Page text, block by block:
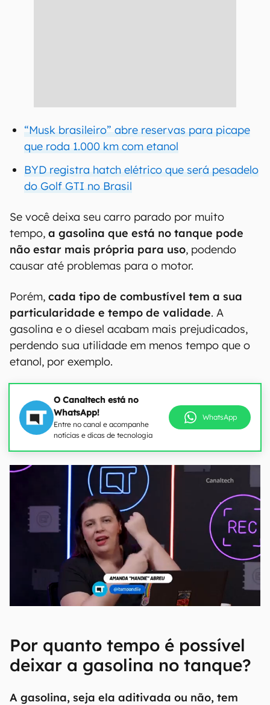
“Musk brasileiro” abre reservas para picape
que roda 1.000 km com etanol
BYD registra hatch elétrico que será pesadelo
do Golf GTI no Brasil
Se você deixa seu carro parado por muito
tempo, a gasolina que está no tanque pode
não estar mais própria para uso, podendo
causar até problemas para o motor.
Porém, cada tipo de combustível tem a sua
particularidade e tempo de validade. A
gasolina e o diesel acabam mais prejudicados,
perdendo sua utilidade em menos tempo que o
etanol, por exemplo.
O Canaltech está no
WhatsApp!
Entre no canal e acompanhe
notícias e dicas de tecnologia
WhatsApp
Por quanto tempo é possível
deixar a gasolina no tanque?
A gasolina, seja ela aditivada ou não, tem